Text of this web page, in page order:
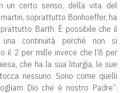
un certo senso, della vita del
soprattutto Bonhoeffer, ha
Barth. È possibile che il
continuità perché non si
il 2 per mille invece che l’8 per
che ha la sua liturgia, le sue
nessuno. Sono come quelli
Dio che è nostro Padre”: